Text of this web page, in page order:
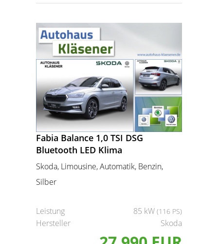
Fabia Balance 1,0 TSI DSG
Bluetooth LED Klima
Skoda, Limousine, Automatik, Benzin,
Silber
Leistung 85 kW (116 PS)
Hersteller Skoda